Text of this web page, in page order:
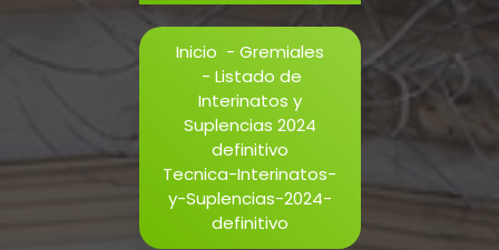
Inicio - Gremiales
- Listado de
Interinatos y
Suplencias 2024
definitivo
Tecnica-Interinatos-
y-Suplencias-2024-
definitivo